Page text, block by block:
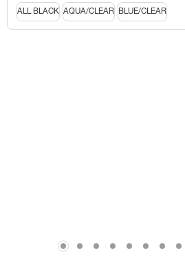
ALL BLACK AQUA/CLEAR BLUE/CLEAR